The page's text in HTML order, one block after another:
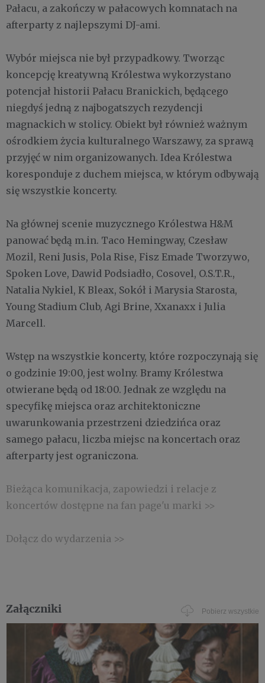
Pałacu, a zakończy w pałacowych komnatach na
afterparty z najlepszymi DJ-ami.
Wybór miejsca nie był przypadkowy. Tworząc
koncepcję kreatywną Królestwa wykorzystano
potencjał historii Pałacu Branickich, będącego
niegdyś jedną z najbogatszych rezydencji
magnackich w stolicy. Obiekt był również ważnym
ośrodkiem życia kulturalnego Warszawy, za sprawą
przyjęć w nim organizowanych. Idea Królestwa
koresponduje z duchem miejsca, w którym odbywają
się wszystkie koncerty.
Na głównej scenie muzycznego Królestwa H&M
panować będą m.in. Taco Hemingway, Czesław
Mozil, Reni Jusis, Pola Rise, Fisz Emade Tworzywo,
Spoken Love, Dawid Podsiadło, Cosovel, O.S.T.R.,
Natalia Nykiel, K Bleax, Sokół i Marysia Starosta,
Young Stadium Club, Agi Brine, Xxanaxx i Julia
Marcell.
Wstęp na wszystkie koncerty, które rozpoczynają się
o godzinie 19:00, jest wolny. Bramy Królestwa
otwierane będą od 18:00. Jednak ze względu na
specyfikę miejsca oraz architektoniczne
uwarunkowania przestrzeni dziedzińca oraz
samego pałacu, liczba miejsc na koncertach oraz
afterparty jest ograniczona.
Bieżąca komunikacja, zapowiedzi i relacje z
koncertów dostępne na fan page'u marki >>
Dołącz do wydarzenia >>
Załączniki Pobierz wszystkie